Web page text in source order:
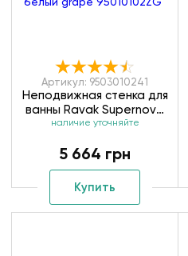
Артикул: 9503010241
Неподвижная стенка для
ванны Ravak Supernova
APSV-75 белый rain
наличие уточняйте
5 664 грн
Купить